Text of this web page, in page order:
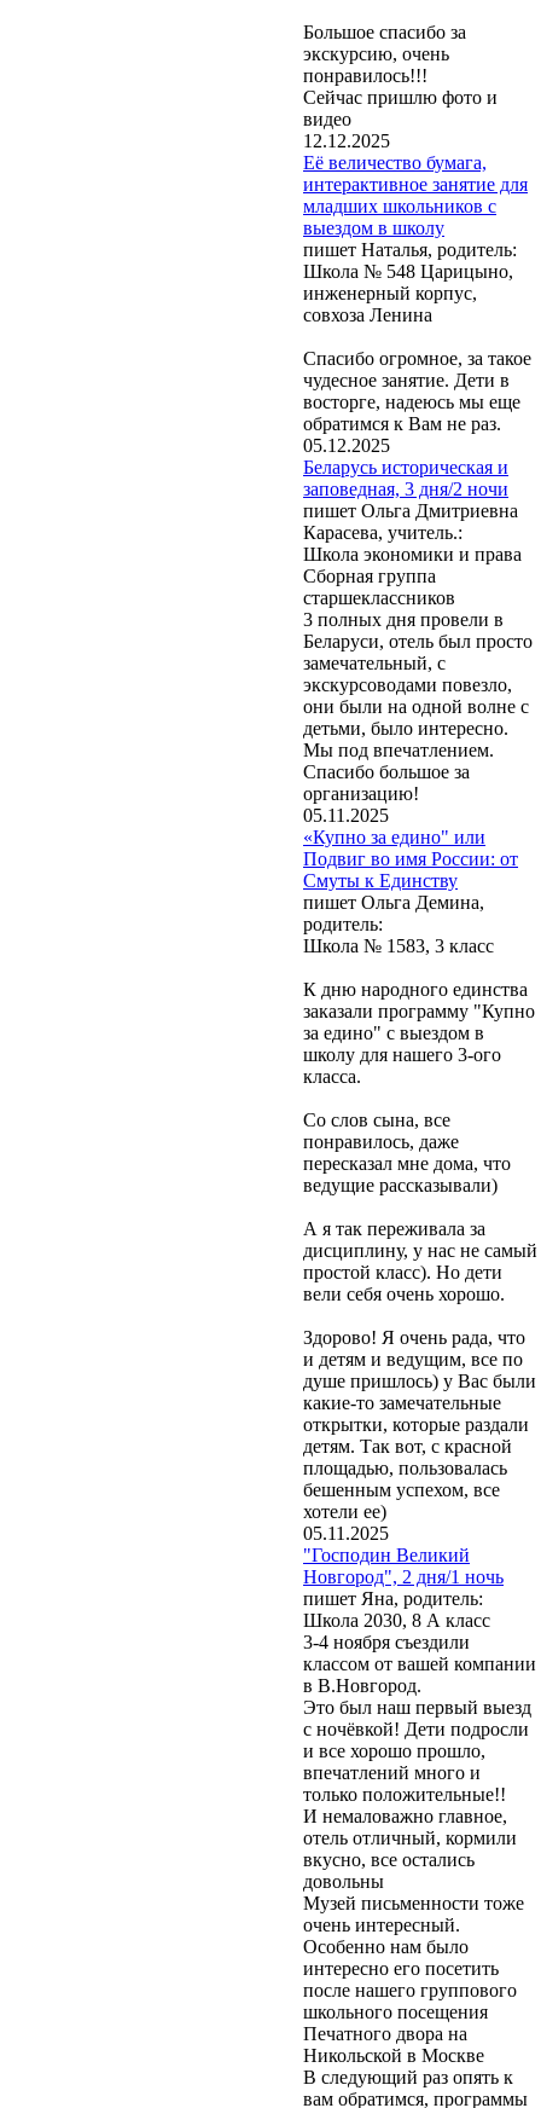
Большое спасибо за
экскурсию, очень
понравилось!!!
Сейчас пришлю фото и
видео
12.12.2025
Её величество бумага,
интерактивное занятие для
младших школьников с
выездом в школу
пишет Наталья, родитель:
Школа № 548 Царицыно,
инженерный корпус,
совхоза Ленина
Спасибо огромное, за такое
чудесное занятие. Дети в
восторге, надеюсь мы еще
обратимся к Вам не раз.
05.12.2025
Беларусь историческая и
заповедная, 3 дня/2 ночи
пишет Ольга Дмитриевна
Карасева, учитель.:
Школа экономики и права
Сборная группа
старшеклассников
3 полных дня провели в
Беларуси, отель был просто
замечательный, с
экскурсоводами повезло,
они были на одной волне с
детьми, было интересно.
Мы под впечатлением.
Спасибо большое за
организацию!
05.11.2025
«Купно за едино" или
Подвиг во имя России: от
Смуты к Единству
пишет Ольга Демина,
родитель:
Школа № 1583, 3 класс
К дню народного единства
заказали программу "Купно
за едино" с выездом в
школу для нашего 3-ого
класса.
Со слов сына, все
понравилось, даже
пересказал мне дома, что
ведущие рассказывали)
А я так переживала за
дисциплину, у нас не самый
простой класс). Но дети
вели себя очень хорошо.
Здорово! Я очень рада, что
и детям и ведущим, все по
душе пришлось) у Вас были
какие-то замечательные
открытки, которые раздали
детям. Так вот, с красной
площадью, пользовалась
бешенным успехом, все
хотели ее)
05.11.2025
"Господин Великий
Новгород", 2 дня/1 ночь
пишет Яна, родитель:
Школа 2030, 8 А класс
3-4 ноября съездили
классом от вашей компании
в В.Новгород.
Это был наш первый выезд
с ночёвкой! Дети подросли
и все хорошо прошло,
впечатлений много и
только положительные!!
И немаловажно главное,
отель отличный, кормили
вкусно, все остались
довольны
Музей письменности тоже
очень интересный.
Особенно нам было
интересно его посетить
после нашего группового
школьного посещения
Печатного двора на
Никольской в Москве
В следующий раз опять к
вам обратимся, программы